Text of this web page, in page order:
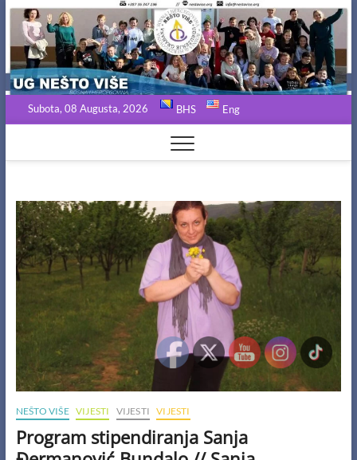
Skip
content
Subota, 08 Augusta, 2026 BHS Eng
NEŠTO VIŠE VIJESTI VIJESTI VIJESTI
Program stipendiranja Sanja